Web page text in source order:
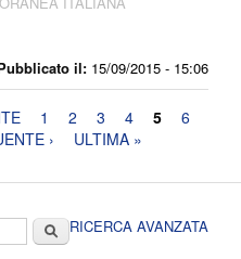
il: 15/09/2015 - 15:06
1 2 3 4 5
6
› ULTIMA »
CercaRICERCA AVANZATA